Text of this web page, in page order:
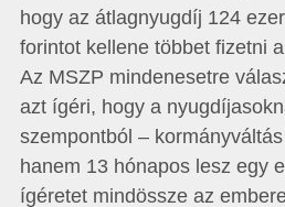
hogy az átlagnyugdíj 124
forintot kellene többet fizetni
Az MSZP mindenesetre
azt ígéri, hogy a
szempontból –
hanem 13 hónapos lesz egy
ígéretet mindössze az